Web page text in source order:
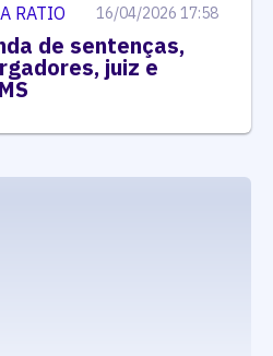
RATIO 16/04/2026 17:58
de sentenças,
juiz e